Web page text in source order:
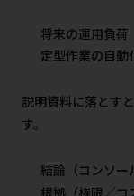
将来の運用負荷
定型作業の自動
説明資料に落とす
す。
結論（コンソー
根拠（権限／コ